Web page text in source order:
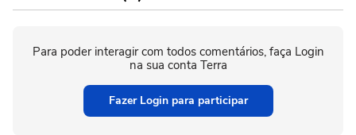
Para poder interagir com todos comentários, faça Login
na sua conta Terra
Fazer Login para participar